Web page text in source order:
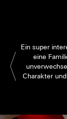
Ein super
eine
Charakter